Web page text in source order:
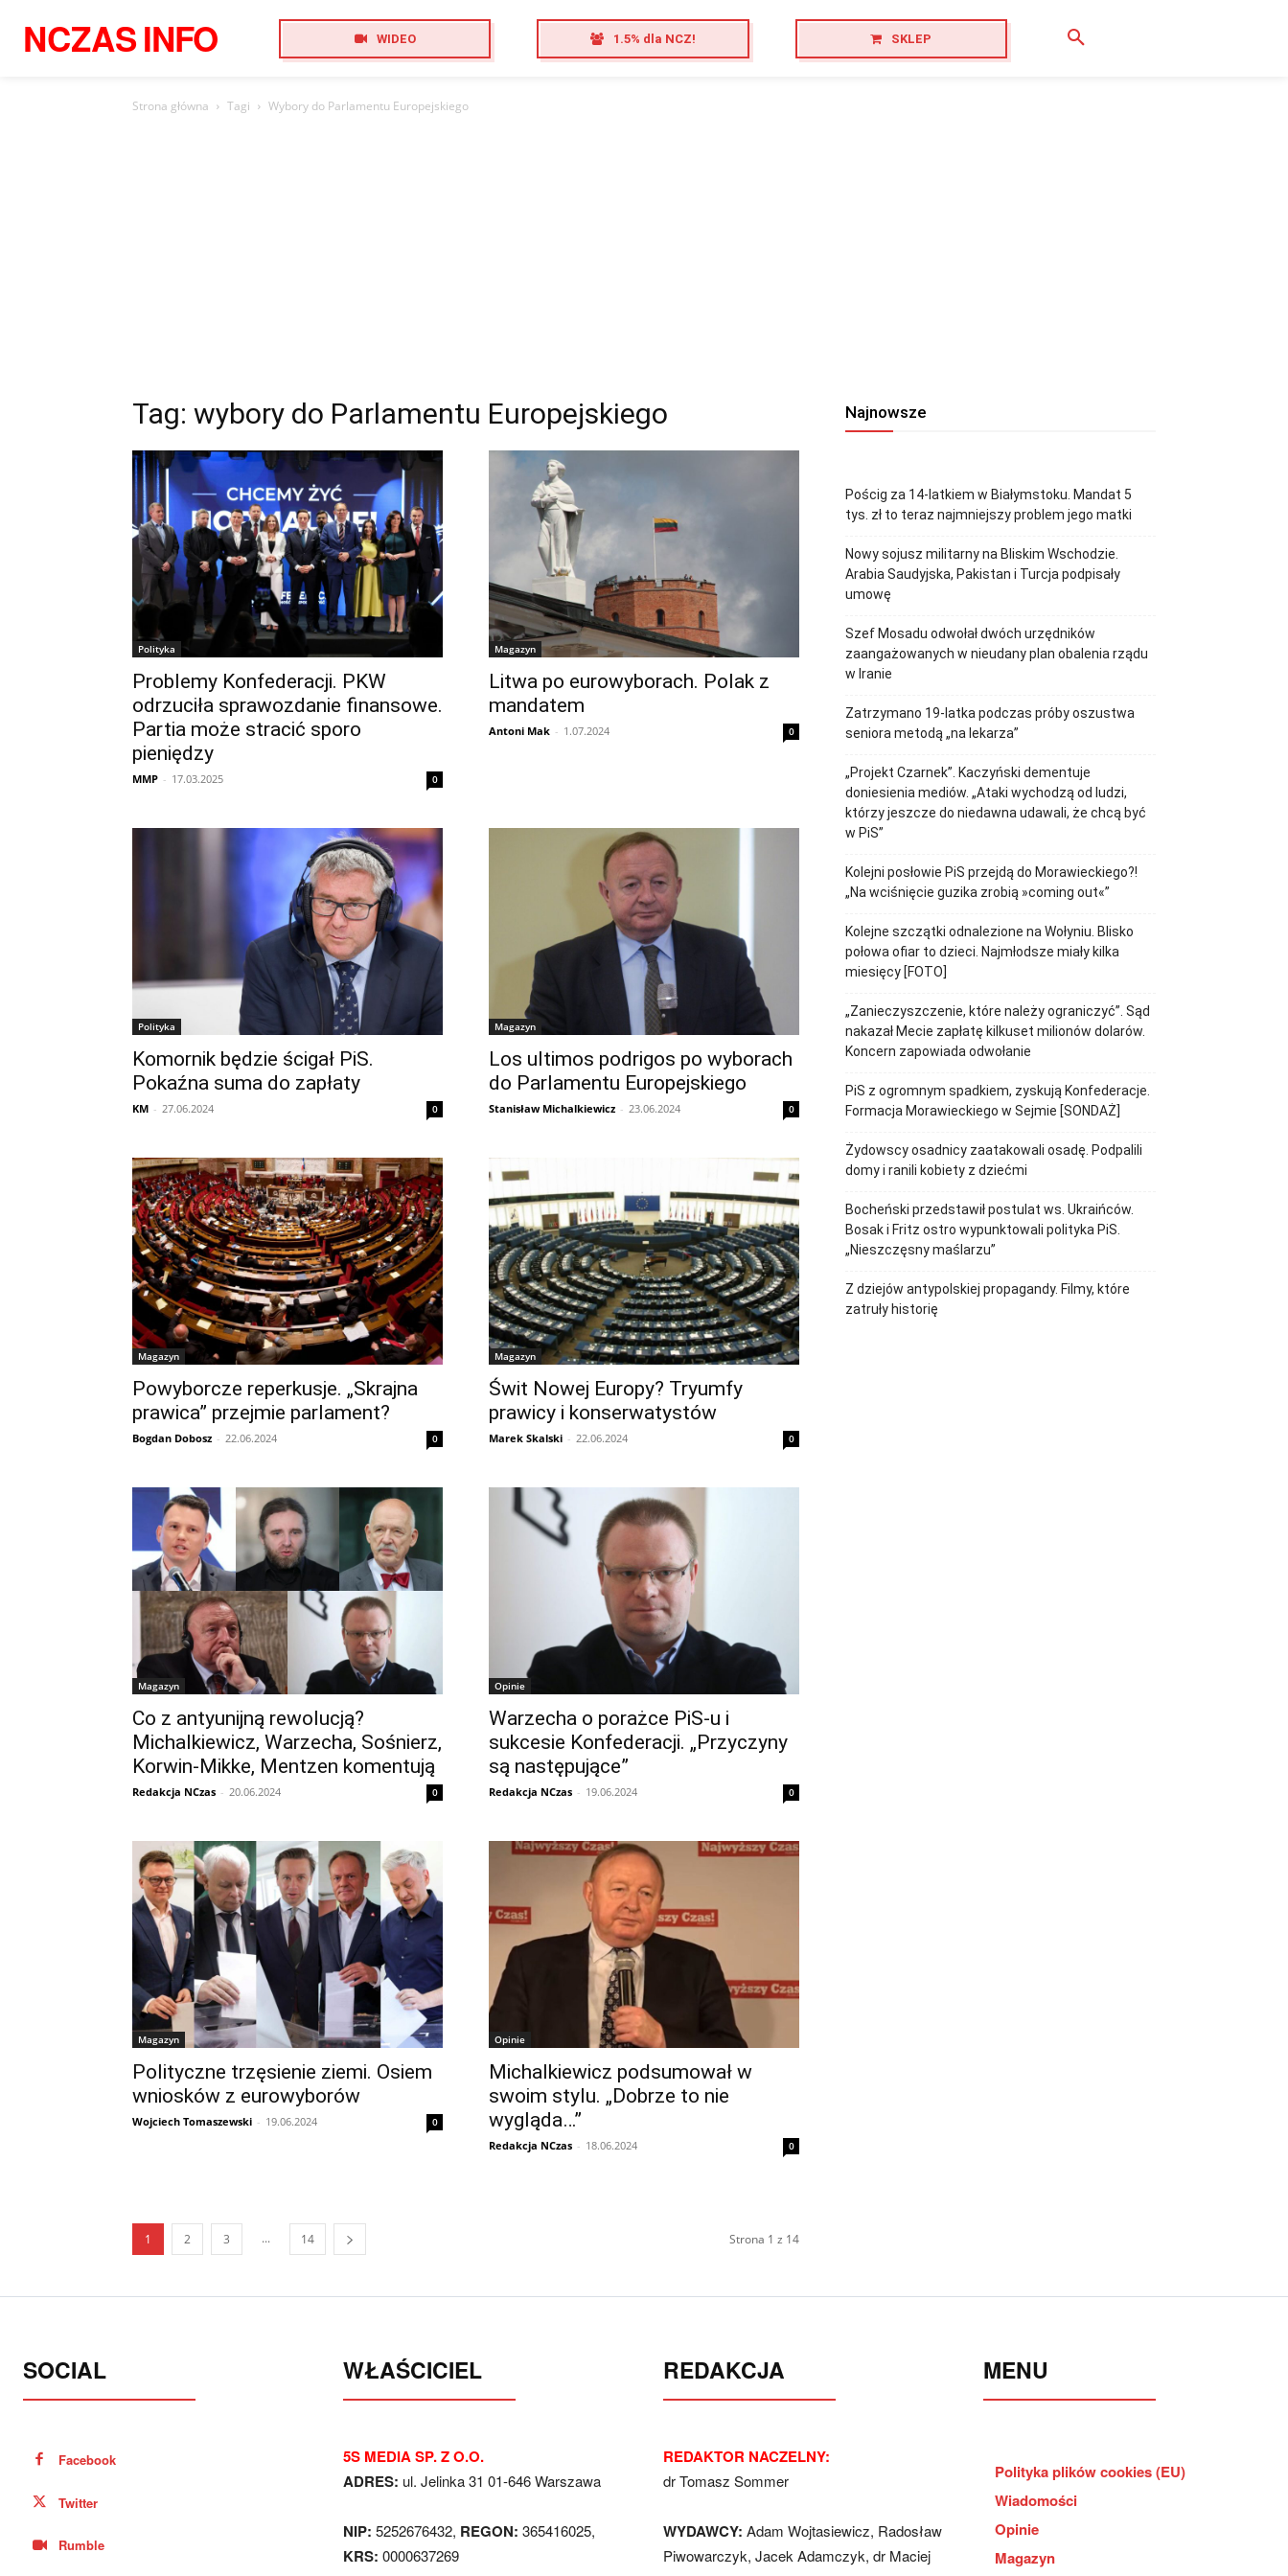
NCZASINFO WIDEO 1.5% dla NCZ! SKLEP
Strona główna Tagi Wybory do Parlamentu Europejskiego
Tag: wybory do Parlamentu Europejskiego
Polityka
Problemy Konfederacji. PKW
odrzuciła sprawozdanie finansowe.
Partia może stracić sporo
pieniędzy
MMP - 17.03.2025 0
Magazyn
Litwa po eurowyborach. Polak z
mandatem
Antoni Mak - 1.07.2024 0
Polityka
Komornik będzie ścigał PiS.
Pokaźna suma do zapłaty
KM - 27.06.2024 0
Magazyn
Los ultimos podrigos po wyborach
do Parlamentu Europejskiego
Stanisław Michalkiewicz - 23.06.2024 0
Magazyn
Powyborcze reperkusje. „Skrajna
prawica” przejmie parlament?
Bogdan Dobosz - 22.06.2024 0
Magazyn
Świt Nowej Europy? Tryumfy
prawicy i konserwatystów
Marek Skalski - 22.06.2024 0
Magazyn
Co z antyunijną rewolucją?
Michalkiewicz, Warzecha, Sośnierz,
Korwin-Mikke, Mentzen komentują
Redakcja NCzas - 20.06.2024 0
Opinie
Warzecha o porażce PiS-u i
sukcesie Konfederacji. „Przyczyny
są następujące”
Redakcja NCzas - 19.06.2024 0
Magazyn
Polityczne trzęsienie ziemi. Osiem
wniosków z eurowyborów
Wojciech Tomaszewski - 19.06.2024 0
Opinie
Michalkiewicz podsumował w
swoim stylu. „Dobrze to nie
wygląda…”
Redakcja NCzas - 18.06.2024 0
1 2 3 ... 14 Strona 1 z 14
Najnowsze
Pościg za 14-latkiem w Białymstoku. Mandat 5
tys. zł to teraz najmniejszy problem jego matki
Nowy sojusz militarny na Bliskim Wschodzie.
Arabia Saudyjska, Pakistan i Turcja podpisały
umowę
Szef Mosadu odwołał dwóch urzędników
zaangażowanych w nieudany plan obalenia rządu
w Iranie
Zatrzymano 19-latka podczas próby oszustwa
seniora metodą „na lekarza”
„Projekt Czarnek”. Kaczyński dementuje
doniesienia mediów. „Ataki wychodzą od ludzi,
którzy jeszcze do niedawna udawali, że chcą być
w PiS”
Kolejni posłowie PiS przejdą do Morawieckiego?!
„Na wciśnięcie guzika zrobią »coming out«”
Kolejne szczątki odnalezione na Wołyniu. Blisko
połowa ofiar to dzieci. Najmłodsze miały kilka
miesięcy [FOTO]
„Zanieczyszczenie, które należy ograniczyć”. Sąd
nakazał Mecie zapłatę kilkuset milionów dolarów.
Koncern zapowiada odwołanie
PiS z ogromnym spadkiem, zyskują Konfederacje.
Formacja Morawieckiego w Sejmie [SONDAŻ]
Żydowscy osadnicy zaatakowali osadę. Podpalili
domy i ranili kobiety z dziećmi
Bocheński przedstawił postulat ws. Ukraińców.
Bosak i Fritz ostro wypunktowali polityka PiS.
„Nieszczęsny maślarzu”
Z dziejów antypolskiej propagandy. Filmy, które
zatruły historię
SOCIAL
Facebook
Twitter
Rumble
WŁAŚCICIEL
5S MEDIA SP. Z O.O.
ADRES: ul. Jelinka 31 01-646 Warszawa
NIP: 5252676432, REGON: 365416025,
KRS: 0000637269
REDAKCJA
REDAKTOR NACZELNY:
dr Tomasz Sommer
WYDAWCY: Adam Wojtasiewicz, Radosław
Piwowarczyk, Jacek Adamczyk, dr Maciej
MENU
Polityka plików cookies (EU)
Wiadomości
Opinie
Magazyn